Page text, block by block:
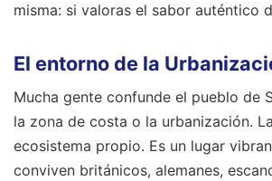
misma: si valoras el sabor auténtico
El entorno de la
Mucha gente confunde el pueblo de
la zona de costa o la urbanización.
ecosistema propio. Es un lugar
conviven británicos, alemanes,